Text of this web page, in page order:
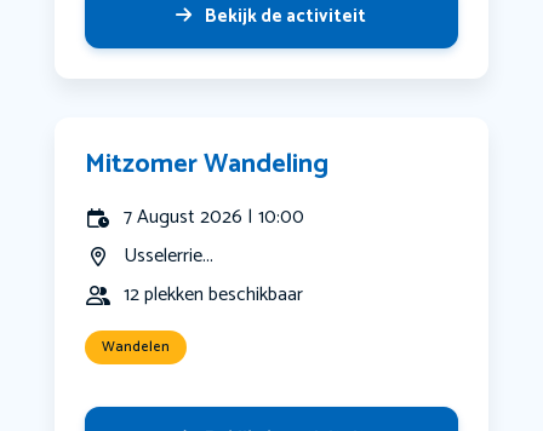
Bekijk de activiteit
Mitzomer Wandeling
7 August 2026 | 10:00
Usselerrie...
12 plekken beschikbaar
Wandelen